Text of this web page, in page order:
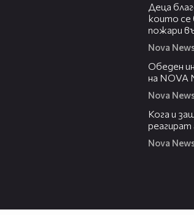
Деца
които се
пожари
Nova
Обеден
на NOVA
Nova
Кога и
реагират
Nova